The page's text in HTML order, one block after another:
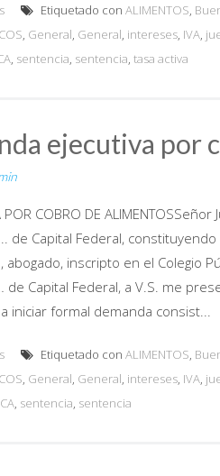
Etiquetado con ALIMENTOS,
, General, General, intereses, IVA,
, sentencia, sentencia, tasa activa
ejecutiva por
POR COBRO DE
Capital Federal,
inscripto en el Colegio
Capital Federal, a V.S. me
iniciar formal demanda consist...
Etiquetado con ALIMENTOS,
, General, General, intereses, IVA,
, sentencia, sentencia